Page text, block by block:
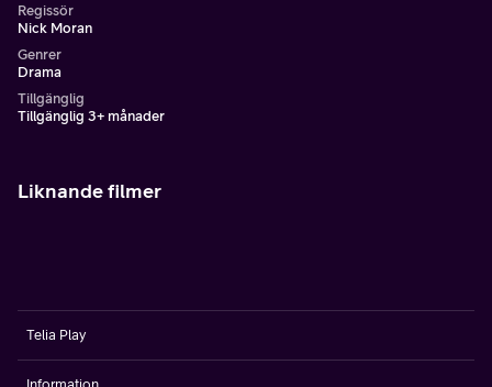
Regissör
Nick Moran
Genrer
Drama
Tillgänglig
Tillgänglig 3+ månader
Liknande filmer
Telia Play